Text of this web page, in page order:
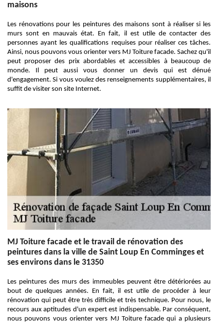
maisons
Les rénovations pour les peintures des maisons sont à réaliser si les
murs sont en mauvais état. En fait, il est utile de contacter des
personnes ayant les qualifications requises pour réaliser ces tâches.
Ainsi, nous pouvons vous orienter vers MJ Toiture facade. Sachez qu'il
peut proposer des prix abordables et accessibles à beaucoup de
monde. Il peut aussi vous donner un devis qui est dénué
d'engagement. Si vous voulez des renseignements supplémentaires, il
suffit de visiter son site Internet.
MJ Toiture facade et le travail de rénovation des
peintures dans la ville de Saint Loup En Comminges et
ses environs dans le 31350
Les peintures des murs des immeubles peuvent être détériorées au
bout de quelques années. En fait, il est utile de procéder à leur
rénovation qui peut être très difficile et très technique. Pour nous, le
recours aux aptitudes d'un expert est indispensable. Par conséquent,
nous pouvons vous orienter vers MJ Toiture facade qui a plusieurs